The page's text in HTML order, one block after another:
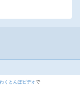
くとんぼビデオで